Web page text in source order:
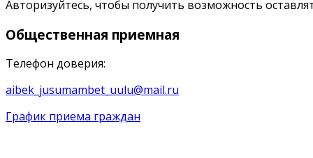
Авторизуйтесь, чтобы получить возможность
Общественная приемная
Телефон доверия:
aibek_jusumambet_uulu@mail.ru
График приема граждан